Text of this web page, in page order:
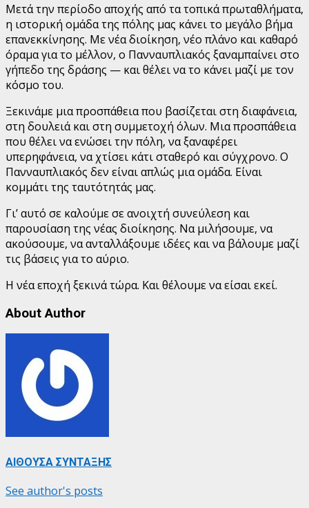
Μετά την περίοδο αποχής από τα τοπικά πρωταθλήματα,
η ιστορική ομάδα της πόλης μας κάνει το μεγάλο βήμα
επανεκκίνησης. Με νέα διοίκηση, νέο πλάνο και καθαρό
όραμα για το μέλλον, ο Πανναυπλιακός ξαναμπαίνει στο
γήπεδο της δράσης — και θέλει να το κάνει μαζί με τον
κόσμο του.
Ξεκινάμε μια προσπάθεια που βασίζεται στη διαφάνεια,
στη δουλειά και στη συμμετοχή όλων. Μια προσπάθεια
που θέλει να ενώσει την πόλη, να ξαναφέρει
υπερηφάνεια, να χτίσει κάτι σταθερό και σύγχρονο. Ο
Πανναυπλιακός δεν είναι απλώς μια ομάδα. Είναι
κομμάτι της ταυτότητάς μας.
Γι’ αυτό σε καλούμε σε ανοιχτή συνεύλεση και
παρουσίαση της νέας διοίκησης. Να μιλήσουμε, να
ακούσουμε, να ανταλλάξουμε ιδέες και να βάλουμε μαζί
τις βάσεις για το αύριο.
Η νέα εποχή ξεκινά τώρα. Και θέλουμε να είσαι εκεί.
About Author
ΑΙΘΟΥΣΑ ΣΥΝΤΑΞΗΣ
See author's posts